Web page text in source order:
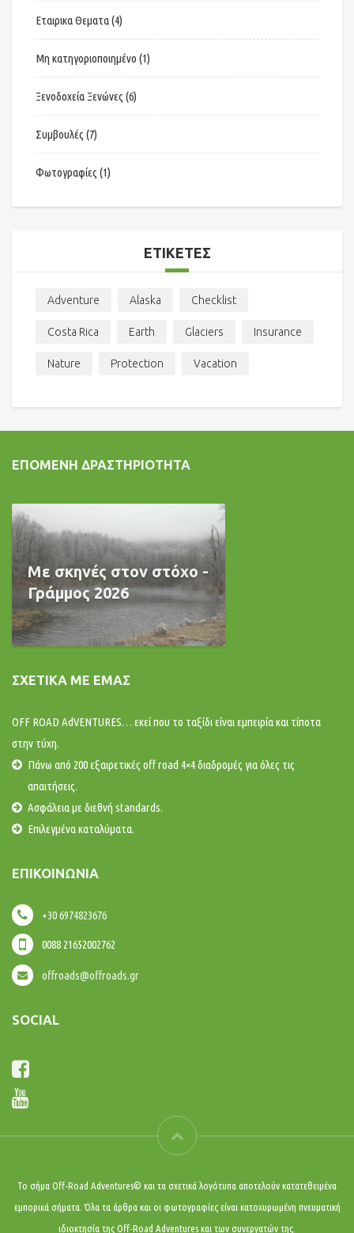
Εταιρικα Θεματα(4)
Μη κατηγοριοποιημένο (1)
Ξενοδοχεία Ξενώνες (6)
Συμβουλές (7)
Φωτογραφίες (1)
ΕΤΙΚΈΤΕΣ
Adventure Alaska Checklist
Costa Rica Earth Glaciers Insurance
Nature Protection Vacation
ΕΠΌΜΕΝΗ ΔΡΑΣΤΗΡΙΌΤΗΤΑ
Με σκηνές στον στόχο -
Γράμμος 2026
ΣΧΕΤΙΚΆ ΜΕ ΕΜΆΣ
OFF ROAD AdVENTURES… εκεί που το ταξίδι είναι εμπειρία και τίποτα
στην τύχη.
Πάνω από 200 εξαιρετικές off road 4×4 διαδρομές για όλες τις
απαιτήσεις.
Ασφάλεια με διεθνή standards.
Επιλεγμένα καταλύματα.
ΕΠΙΚΟΙΝΩΝΊΑ
+30 6974823676
0088 21652002762
offroads@offroads.gr
SOCIAL
Το σήμα Off-Road Adventures© και τα σχετικά λογότυπα αποτελούν κατατεθειμένα
εμπορικά σήματα. Όλα τα άρθρα και οι φωτογραφίες είναι κατοχυρωμένη πνευματική
ιδιοκτησία της Off-Road Adventures και των συνεργατών της.